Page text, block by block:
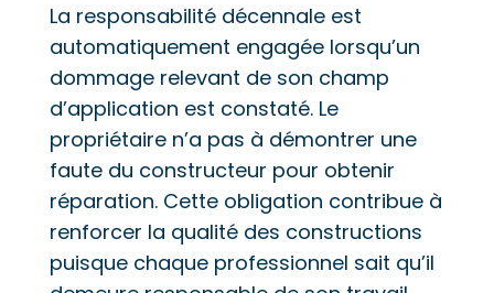
La responsabilité décennale est
automatiquement engagée lorsqu’un
dommage relevant de son champ
d’application est constaté. Le
propriétaire n’a pas à démontrer une
faute du constructeur pour obtenir
réparation. Cette obligation contribue à
renforcer la qualité des constructions
puisque chaque professionnel sait qu’il